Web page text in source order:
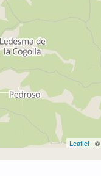
Leaflet | ©